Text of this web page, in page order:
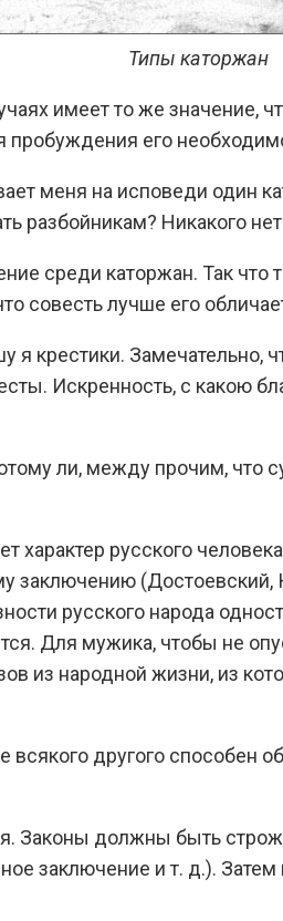
Типы каторжан
имеет то же значение,
его
меня на исповеди один
разбойникам? Никакого
среди каторжан. Так
совесть лучше его
крестики. Замечательно,
Искренность, с какою
ли, между прочим,
характер русского
заключению
русского народа
Для мужика, чтобы не
из народной жизни, из
всякого другого
Законы должны быть
заключение и т. д.).